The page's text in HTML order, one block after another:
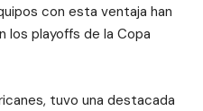
con esta ventaja han
los playoffs de la Copa
tuvo una destacada